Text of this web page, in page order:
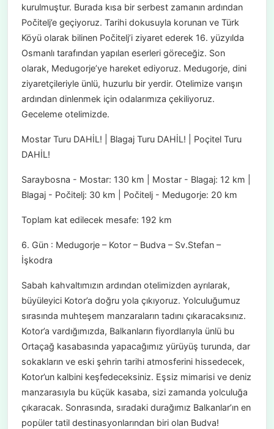
kurulmuştur. Burada kısa bir serbest zamanın ardından
Počitelj’e geçiyoruz. Tarihi dokusuyla korunan ve Türk
Köyü olarak bilinen Počitelj’i ziyaret ederek 16. yüzyılda
Osmanlı tarafından yapılan eserleri göreceğiz. Son
olarak, Medugorje’ye hareket ediyoruz. Medugorje, dini
ziyaretçileriyle ünlü, huzurlu bir yerdir. Otelimize varışın
ardından dinlenmek için odalarımıza çekiliyoruz.
Geceleme otelimizde.
Mostar Turu DAHİL! | Blagaj Turu DAHİL! | Poçitel Turu
DAHİL!
Saraybosna - Mostar: 130 km | Mostar - Blagaj: 12 km |
Blagaj - Počitelj: 30 km | Počitelj - Medugorje: 20 km
Toplam kat edilecek mesafe: 192 km
6. Gün : Medugorje – Kotor – Budva – Sv.Stefan –
İşkodra
Sabah kahvaltımızın ardından otelimizden ayrılarak,
büyüleyici Kotor’a doğru yola çıkıyoruz. Yolculuğumuz
sırasında muhteşem manzaraların tadını çıkaracaksınız.
Kotor’a vardığımızda, Balkanların fiyordlarıyla ünlü bu
Ortaçağ kasabasında yapacağımız yürüyüş turunda, dar
sokakların ve eski şehrin tarihi atmosferini hissedecek,
Kotor’un kalbini keşfedeceksiniz. Eşsiz mimarisi ve deniz
manzarasıyla bu küçük kasaba, sizi zamanda yolculuğa
çıkaracak. Sonrasında, sıradaki durağımız Balkanlar’ın en
popüler tatil destinasyonlarından biri olan Budva!